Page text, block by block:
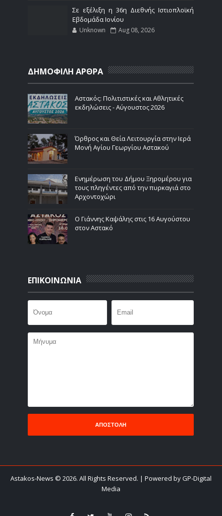
Σε εξέλιξη η 36η Διεθνής Ιστιοπλοϊκή
Εβδομάδα Ιονίου
Unknown Aug 08, 2026
ΔΗΜΟΦΙΛΗ ΑΡΘΡΑ
Αστακός: Πολιτιστικές και Αθλητικές
εκδηλώσεις - Αύγουστος 2026
Όρθρος και Θεία Λειτουργία στην Ιερά
Μονή Αγίου Γεωργίου Αστακού
Ενημέρωση του Δήμου Ξηρομέρου για
τους πληγέντες από την πυρκαγιά στο
Αρχοντοχώρι
Ο Γιάννης Καψάλης στις 16 Αυγούστου
στον Αστακό
ΕΠΙΚΟΙΝΩΝΙΑ
Astakos-News © 2026. All Rights Reserved. | Powered by GP-Digital
Media